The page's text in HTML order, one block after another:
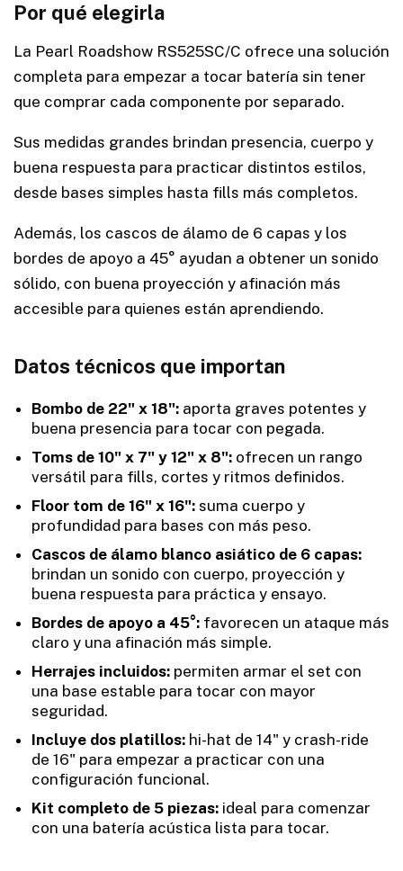
Por qué elegirla
La Pearl Roadshow RS525SC/C ofrece una solución
completa para empezar a tocar batería sin tener
que comprar cada componente por separado.
Sus medidas grandes brindan presencia, cuerpo y
buena respuesta para practicar distintos estilos,
desde bases simples hasta fills más completos.
Además, los cascos de álamo de 6 capas y los
bordes de apoyo a 45° ayudan a obtener un sonido
sólido, con buena proyección y afinación más
accesible para quienes están aprendiendo.
Datos técnicos que importan
Bombo de 22" x 18": aporta graves potentes y
buena presencia para tocar con pegada.
Toms de 10" x 7" y 12" x 8": ofrecen un rango
versátil para fills, cortes y ritmos definidos.
Floor tom de 16" x 16": suma cuerpo y
profundidad para bases con más peso.
Cascos de álamo blanco asiático de 6 capas:
brindan un sonido con cuerpo, proyección y
buena respuesta para práctica y ensayo.
Bordes de apoyo a 45°: favorecen un ataque más
claro y una afinación más simple.
Herrajes incluidos: permiten armar el set con
una base estable para tocar con mayor
seguridad.
Incluye dos platillos: hi-hat de 14" y crash-ride
de 16" para empezar a practicar con una
configuración funcional.
Kit completo de 5 piezas: ideal para comenzar
con una batería acústica lista para tocar.